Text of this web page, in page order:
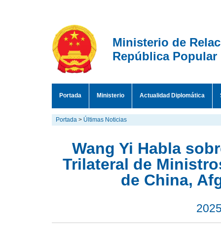
Ministerio de
República Popular
Portada Ministerio Actualidad Diplomática
Portada > Últimas Noticias
Wang Yi Habla
Trilateral de
de China,